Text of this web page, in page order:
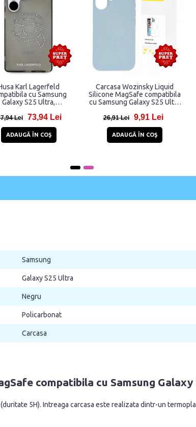
Hybrid Armor
compatibila cu
Galaxy S25 Ultra
Lei 15,99 Lei
ADAUGĂ ÎN COŞ
Carcasa Rugged Hybrid Armor
compatibila cu Samsung
Galaxy S25 Ultra Black
23,99 Lei 12,99 Lei
ADAUGĂ ÎN COŞ
Samsung
Galaxy S25 Ultra
Negru
Policarbonat
Carcasa
compatibila cu Samsung
5H). Intreaga carcasa este realizata dintr-un